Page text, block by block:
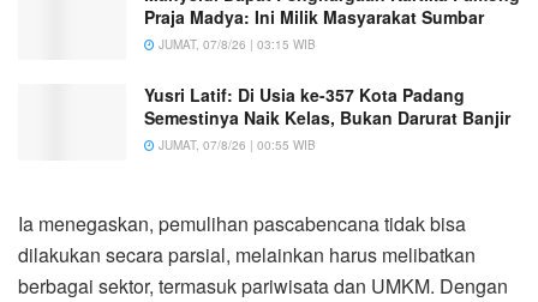
Praja Madya: Ini Milik Masyarakat Sumbar
JUMAT, 07/8/26 | 03:15 WIB
Yusri Latif: Di Usia ke-357 Kota Padang
Semestinya Naik Kelas, Bukan Darurat Banjir
JUMAT, 07/8/26 | 00:55 WIB
Ia menegaskan, pemulihan pascabencana tidak bisa
dilakukan secara parsial, melainkan harus melibatkan
berbagai sektor, termasuk pariwisata dan UMKM. Dengan